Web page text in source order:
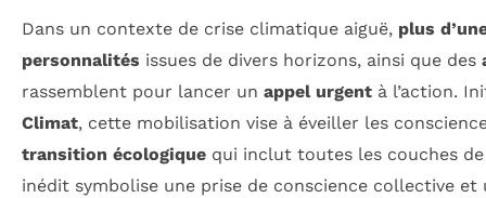
Dans un contexte de crise climatique aiguë, plus
personnalités issues de divers horizons, ainsi que des
rassemblent pour lancer un appel urgent à l’action.
Climat, cette mobilisation vise à éveiller les
transition écologique qui inclut toutes les couches
inédit symbolise une prise de conscience collective et